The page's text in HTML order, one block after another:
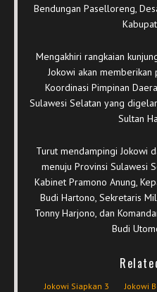
Bendungan Paselloreng,
Mengakhiri rangkaian
Jokowi akan
Koordinasi Pimpinan
Sulawesi Selatan yang
Sultan
Turut mendampingi Jokowi
menuju Provinsi Sulawesi
Kabinet Pramono Anung,
Budi Hartono, Sekretaris
Tonny Harjono, dan
Budi
Jokowi Siapkan 3
Jokowi